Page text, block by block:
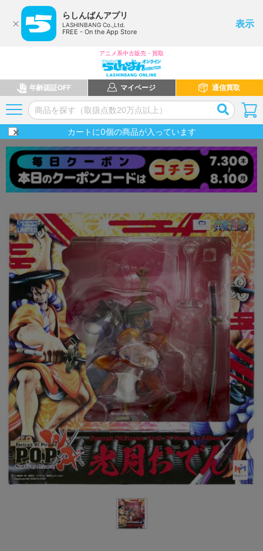
らしんばんアプリ
LASHINBANG Co.,Ltd.
FREE - On the App Store
表示
アニメ系中古販売・買取
年齢認証OFF マイページ 通信買取
カートに0個の商品が入っています